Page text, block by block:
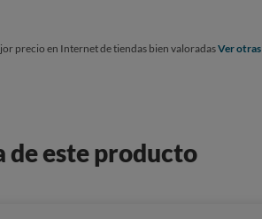
precio en Internet de tiendas bien valoradasVer
de este producto